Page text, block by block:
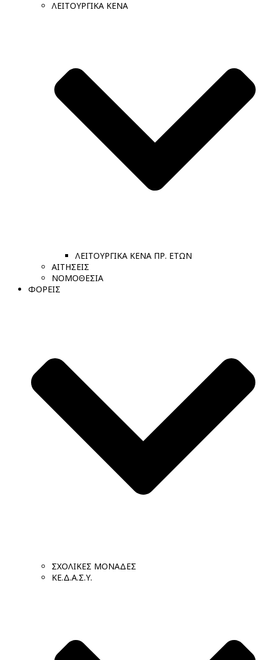
ΛΕΙΤΟΥΡΓΙΚΑ ΚΕΝΑ
ΛΕΙΤΟΥΡΓΙΚΑ ΚΕΝΑ ΠΡ. ΕΤΩΝ
ΑΙΤΗΣΕΙΣ
ΝΟΜΟΘΕΣΙΑ
ΦΟΡΕΙΣ
ΣΧΟΛΙΚΕΣ ΜΟΝΑΔΕΣ
ΚΕ.Δ.Α.Σ.Υ.